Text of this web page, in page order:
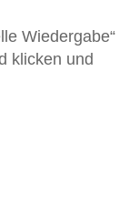
Wiedergabe“
klicken und